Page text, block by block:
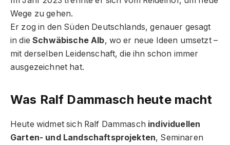
Wege zu gehen.
Er zog in den Süden Deutschlands, genauer gesagt
in dieSchwäbische Alb, wo er neue Ideen umsetzt –
mit derselben Leidenschaft, die ihn schon immer
ausgezeichnet hat.
Was Ralf Dammasch heute macht
Heute widmet sich Ralf Dammasch individuellen
Garten- und Landschaftsprojekten, Seminaren